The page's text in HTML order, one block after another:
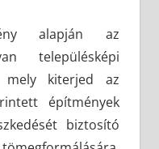
alapján az
településképi
mely kiterjed az
építmények
biztosító